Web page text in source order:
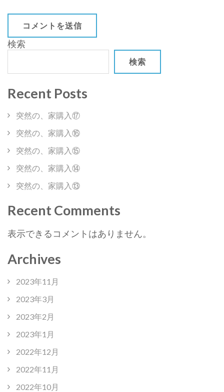
検索
検索
Recent Posts
突然の、家購入⑰
突然の、家購入⑯
突然の、家購入⑮
突然の、家購入⑭
突然の、家購入⑬
Recent Comments
表示できるコメントはありません。
Archives
2023年11月
2023年3月
2023年2月
2023年1月
2022年12月
2022年11月
2022年10月